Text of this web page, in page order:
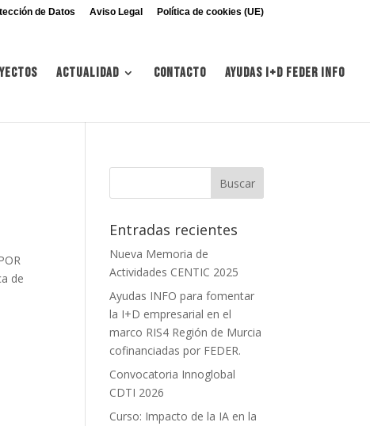
de Datos Aviso Legal Política de cookies (UE)
Actualidad Contacto Ayudas I+d FEDER INFO
de
Entradas recientes
Nueva Memoria de
Actividades CENTIC 2025
Ayudas INFO para fomentar
la I+D empresarial en el
marco RIS4 Región de Murcia
cofinanciadas por FEDER.
Convocatoria Innoglobal
CDTI 2026
Curso: Impacto de la IA en la